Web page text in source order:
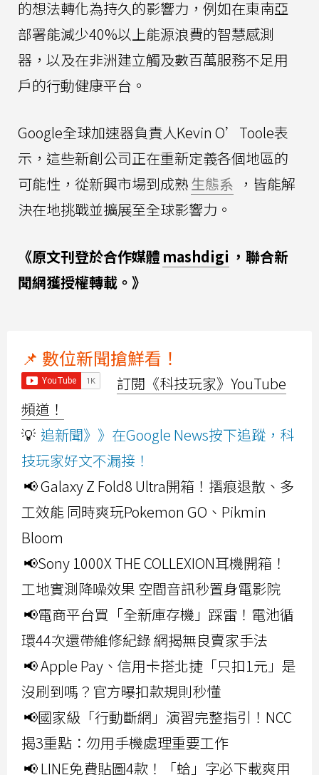
的想法轉化為持久的影響力，例如在東南亞
部署能減少40%以上能源浪費的智慧感測
器，以及在非洲建立觸及數百萬服務不足用
戶的行動健康平台。
Google全球加速器負責人Kevin O’Toole表
示，這些新創公司正在重新定義各個地區的
可能性，從新興市場到成熟生態系 ，皆能解
決在地挑戰並擴展至全球影響力。
《原文刊登於合作媒體 mashdigi ，聯合新
聞網獲授權轉載。》
📌 數位新聞搶鮮看！
訂閱《科技玩家》YouTube
頻道！
💡 追新聞》》在Google News按下追蹤，科
技玩家好文不漏接！
📢 Galaxy Z Fold8 Ultra開箱！摺痕退散、多
工效能 同時爽玩Pokemon GO、Pikmin
Bloom
📢Sony 1000X THE COLLEXION耳機開箱！
工地實測降噪效果 空間音訊秒置身電影院
📢電商平台買「全新庫存機」踩雷！電池循
環44次還帶維修紀錄 網揭無良賣家手法
📢 Apple Pay、信用卡搭北捷「只扣1元」是
沒刷到嗎？官方曝扣款規則秒懂
📢國家級「行動斷網」演習完整指引！NCC
揭3重點：勿用手機處理重要工作
📢 LINE免費貼圖4款！「蛤」字必下載爽用